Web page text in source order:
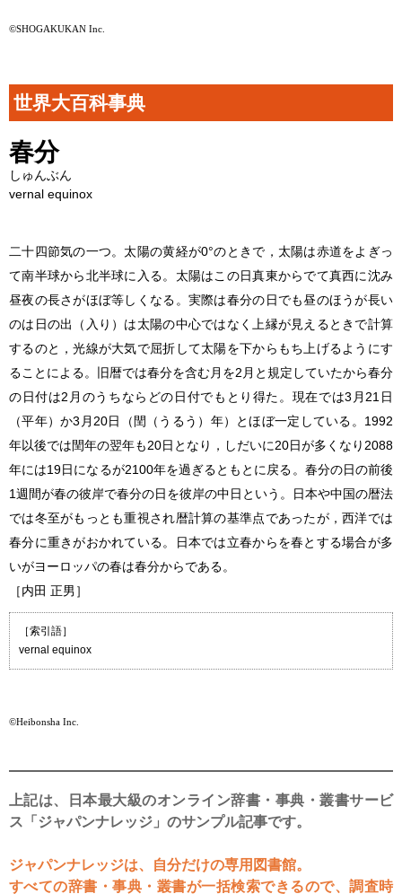
©SHOGAKUKAN Inc.
世界大百科事典
春分
しゅんぶん
vernal equinox
二十四節気の一つ。太陽の黄経が0°のときで，太陽は赤道をよぎっ
て南半球から北半球に入る。太陽はこの日真東からでて真西に沈み
昼夜の長さがほぼ等しくなる。実際は春分の日でも昼のほうが長い
のは日の出（入り）は太陽の中心ではなく上縁が見えるときで計算
するのと，光線が大気で屈折して太陽を下からもち上げるようにす
ることによる。旧暦では春分を含む月を2月と規定していたから春分
の日付は2月のうちならどの日付でもとり得た。現在では3月21日
（平年）か3月20日（閏（うるう）年）とほぼ一定している。1992
年以後では閏年の翌年も20日となり，しだいに20日が多くなり2088
年には19日になるが2100年を過ぎるともとに戻る。春分の日の前後
1週間が春の彼岸で春分の日を彼岸の中日という。日本や中国の暦法
では冬至がもっとも重視され暦計算の基準点であったが，西洋では
春分に重きがおかれている。日本では立春からを春とする場合が多
いがヨーロッパの春は春分からである。
［内田 正男］
［索引語］
vernal equinox
©Heibonsha Inc.
上記は、日本最大級のオンライン辞書・事典・叢書サービ
ス「ジャパンナレッジ」のサンプル記事です。
ジャパンナレッジは、自分だけの専用図書館。
すべての辞書・事典・叢書が一括検索できるので、調査時